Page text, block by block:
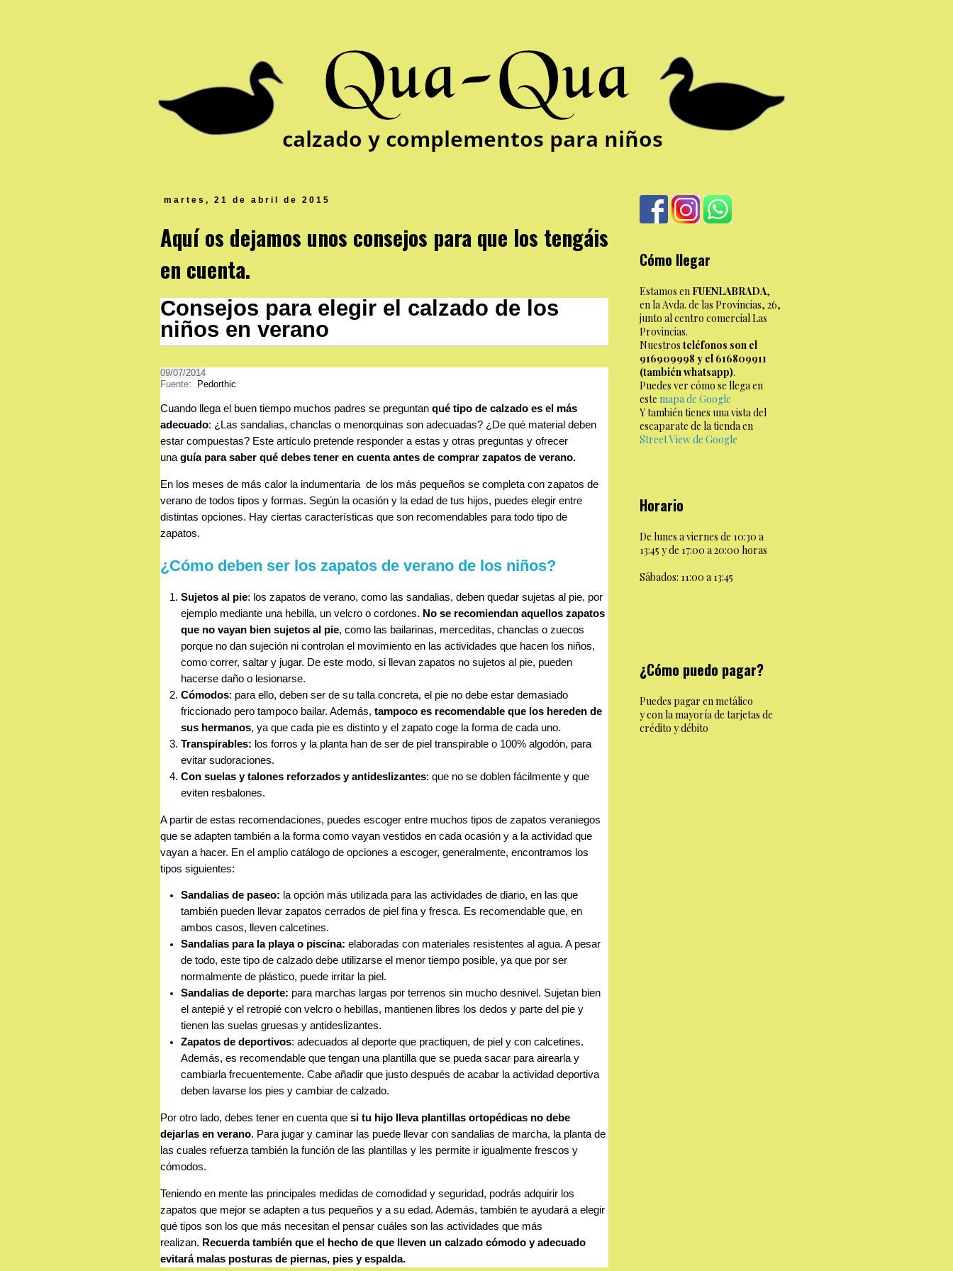
martes, 21 de abril de 2015
Aquí os dejamos unos consejos para que los tengáis
en cuenta.
Consejos para elegir el calzado de los
niños en verano
09/07/2014
Fuente:
Pedorthic
Cuando llega el buen tiempo muchos padres se preguntan qué tipo de calzado es el más
adecuado: ¿Las sandalias, chanclas o menorquinas son adecuadas? ¿De qué material deben
estar compuestas? Este artículo pretende responder a estas y otras preguntas y ofrecer
una guía para saber qué debes tener en cuenta antes de comprar zapatos de verano.
En los meses de más calor la indumentaria de los más pequeños se completa con zapatos de
verano de todos tipos y formas. Según la ocasión y la edad de tus hijos, puedes elegir entre
distintas opciones. Hay ciertas características que son recomendables para todo tipo de
zapatos.
¿Cómo deben ser los zapatos de verano de los niños?
Sujetos al pie: los zapatos de verano, como las sandalias, deben quedar sujetas al pie, por
ejemplo mediante una hebilla, un velcro o cordones. No se recomiendan aquellos zapatos
que no vayan bien sujetos al pie, como las bailarinas, merceditas, chanclas o zuecos
porque no dan sujeción ni controlan el movimiento en las actividades que hacen los niños,
como correr, saltar y jugar. De este modo, si llevan zapatos no sujetos al pie, pueden
hacerse daño o lesionarse.
Cómodos: para ello, deben ser de su talla concreta, el pie no debe estar demasiado
friccionado pero tampoco bailar. Además, tampoco es recomendable que los hereden de
sus hermanos, ya que cada pie es distinto y el zapato coge la forma de cada uno.
Transpirables: los forros y la planta han de ser de piel transpirable o 100% algodón, para
evitar sudoraciones.
Con suelas y talones reforzados y antideslizantes: que no se doblen fácilmente y que
eviten resbalones.
A partir de estas recomendaciones, puedes escoger entre muchos tipos de zapatos veraniegos
que se adapten también a la forma como vayan vestidos en cada ocasión y a la actividad que
vayan a hacer. En el amplio catálogo de opciones a escoger, generalmente, encontramos los
tipos siguientes:
Sandalias de paseo: la opción más utilizada para las actividades de diario, en las que
también pueden llevar zapatos cerrados de piel fina y fresca. Es recomendable que, en
ambos casos, lleven calcetines.
Sandalias para la playa o piscina: elaboradas con materiales resistentes al agua. A pesar
de todo, este tipo de calzado debe utilizarse el menor tiempo posible, ya que por ser
normalmente de plástico, puede irritar la piel.
Sandalias de deporte: para marchas largas por terrenos sin mucho desnivel. Sujetan bien
el antepié y el retropié con velcro o hebillas, mantienen libres los dedos y parte del pie y
tienen las suelas gruesas y antideslizantes.
Zapatos de deportivos: adecuados al deporte que practiquen, de piel y con calcetines.
Además, es recomendable que tengan una plantilla que se pueda sacar para airearla y
cambiarla frecuentemente. Cabe añadir que justo después de acabar la actividad deportiva
deben lavarse los pies y cambiar de calzado.
Por otro lado, debes tener en cuenta que si tu hijo lleva plantillas ortopédicas no debe
dejarlas en verano. Para jugar y caminar las puede llevar con sandalias de marcha, la planta de
las cuales refuerza también la función de las plantillas y les permite ir igualmente frescos y
cómodos.
Teniendo en mente las principales medidas de comodidad y seguridad, podrás adquirir los
zapatos que mejor se adapten a tus pequeños y a su edad. Además, también te ayudará a elegir
qué tipos son los que más necesitan el pensar cuáles son las actividades que más
realizan. Recuerda también que el hecho de que lleven un calzado cómodo y adecuado
evitará malas posturas de piernas, pies y espalda.
Cómo llegar
Estamos en FUENLABRADA,
en la Avda. de las Provincias, 26,
junto al centro comercial Las
Provincias.
Nuestros teléfonos son el
916909998 y el 616809911
(también whatsapp).
Puedes ver cómo se llega en
este mapa de Google
Y también tienes una vista del
escaparate de la tienda en
Street View de Google
Horario
De lunes a viernes de 10:30 a
13:45 y de 17:00 a 20:00 horas
Sábados: 11:00 a 13:45
¿Cómo puedo pagar?
Puedes pagar en metálico
y con la mayoría de tarjetas de
crédito y débito